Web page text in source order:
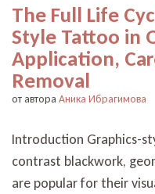
The Full Life
Style Tattoo in
Application,
Removal
от автора Аника Ибрагимова
Introduction Graphics-
contrast blackwork,
are popular for their